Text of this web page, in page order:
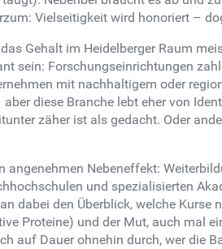
Vielseitigkeit wird honoriert –
Gehalt im Heidelberger Raum
sein: Forschungseinrichtungen
mit nachhaltigem oder
diese Branche lebt eher von
zäher ist als gedacht. Oder
Nebeneffekt:
und spezialisierten
dabei den Überblick, welche Kurse
Proteine) und der Mut, auch mal
auf Dauer ohnehin durch, wer die